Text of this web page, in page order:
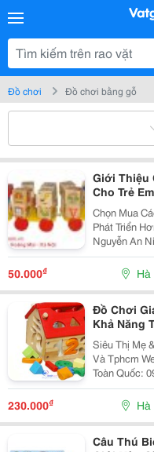
Đồ chơi Đồ chơi bằng gỗ
Giới Thiệu
Cho Trẻ Em
Chọn Mua
Phát Triển
Nguyễn An Ninh -
Toàn, Bố Mẹ
50.000₫ Hà
Đồ Chơi
Khả Năng
Siêu Thị Mẹ
Và Tphcm Website: Babi Mart . Com Hotline Bán Buôn
Toàn Quốc: 096.888.0705
Là Giá Bán
Hoặc Thấp
230.000₫ Hà
Câu Thú